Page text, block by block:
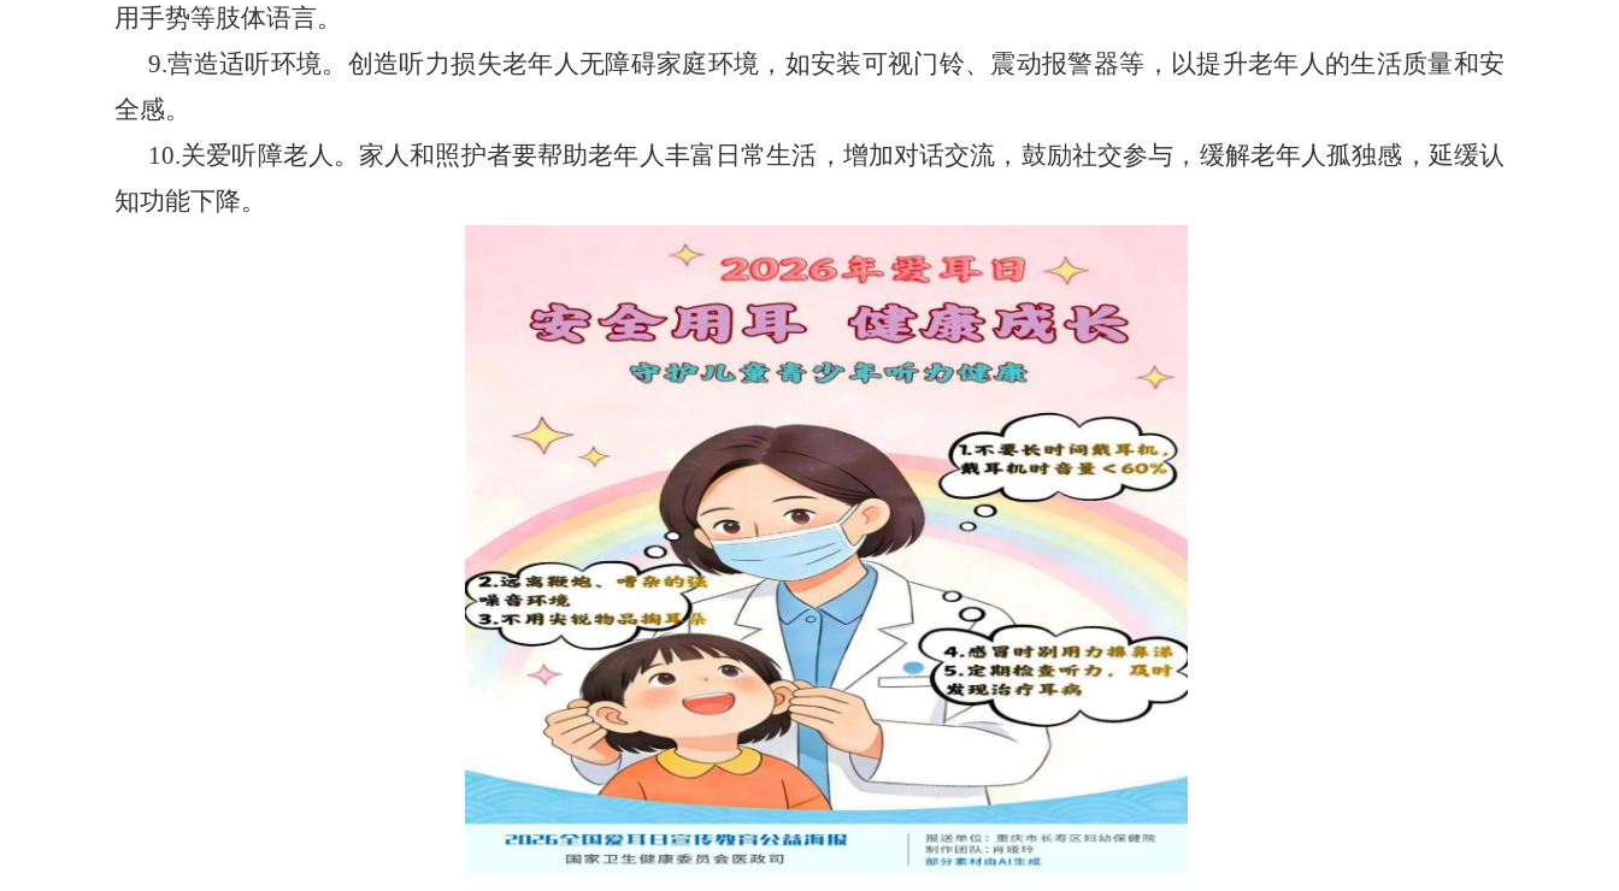
用手势等肢体语言。
9.营造适听环境。 创造听力损失老年人无障碍家庭环境，如安装可视门铃、震动报警器等，以提升老年人的生活质量和安
全感。
10.关爱听障老人。 家人和照护者要帮助老年人丰富日常生活，增加对话交流，鼓励社交参与，缓解老年人孤独感，延缓认
知功能下降。